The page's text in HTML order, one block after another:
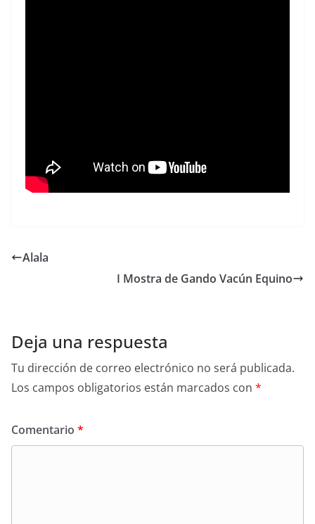
Alala
I Mostra de Gando Vacún Equino
Deja una respuesta
Tu dirección de correo electrónico no será publicada.
Los campos obligatorios están marcados con *
Comentario *